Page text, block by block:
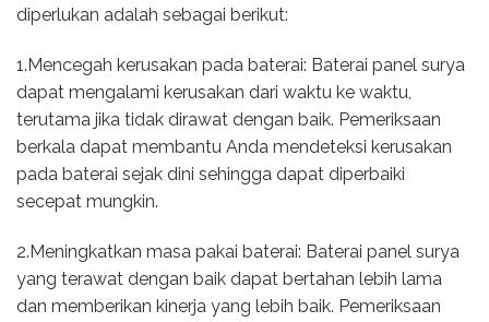
diperlukan adalah sebagai berikut:
1.Mencegah kerusakan pada baterai: Baterai panel surya
dapat mengalami kerusakan dari waktu ke waktu,
terutama jika tidak dirawat dengan baik. Pemeriksaan
berkala dapat membantu Anda mendeteksi kerusakan
pada baterai sejak dini sehingga dapat diperbaiki
secepat mungkin.
2.Meningkatkan masa pakai baterai: Baterai panel surya
yang terawat dengan baik dapat bertahan lebih lama
dan memberikan kinerja yang lebih baik. Pemeriksaan